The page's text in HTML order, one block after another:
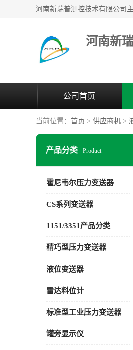
河南新
公司首页
当前位置： 首页 > 供应商机 >
产品分类 Product
霍尼韦尔压力变送器
CS系列变送器
1151/3351产品分类
精巧型压力变送器
液位变送器
雷达料位计
标准型工业压力变送器
罐旁显示仪